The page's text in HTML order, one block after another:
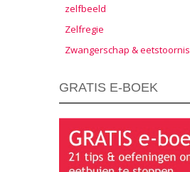
zelfbeeld
Zelfregie
Zwangerschap & eetstoornis
GRATIS E-BOEK